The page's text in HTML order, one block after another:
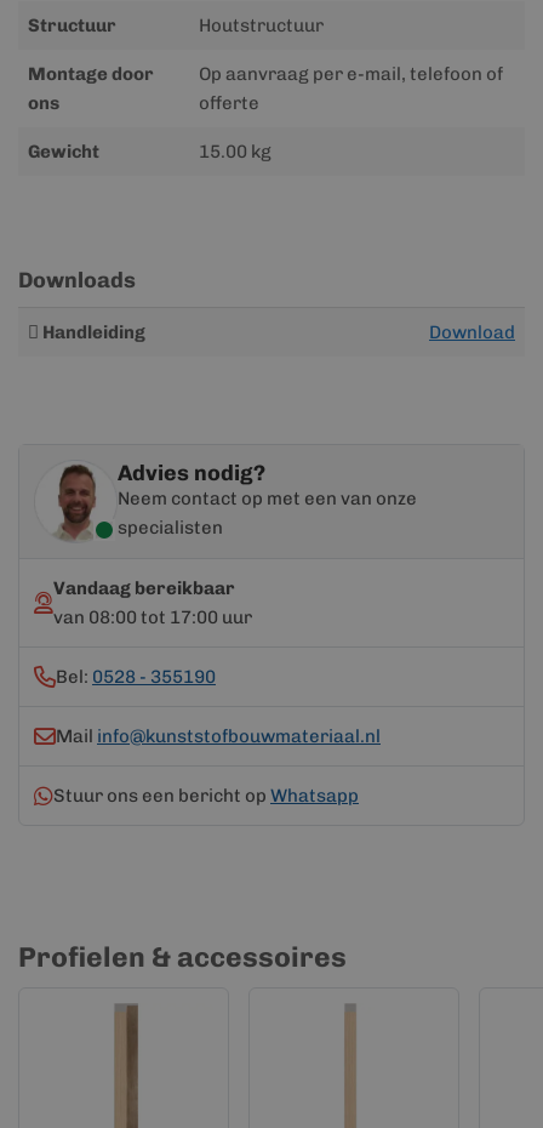
Structuur Houtstructuur
Montage door
ons
Op aanvraag per e-mail, telefoon of
offerte
Gewicht 15.00 kg
Downloads
Meer
Handleiding Download
Advies nodig?
Neem contact op met een van onze
specialisten
Vandaag bereikbaar
van 08:00 tot 17:00 uur
Bel: 0528 - 355190
Mail info@kunststofbouwmateriaal.nl
Stuur ons een bericht op Whatsapp
Profielen & accessoires